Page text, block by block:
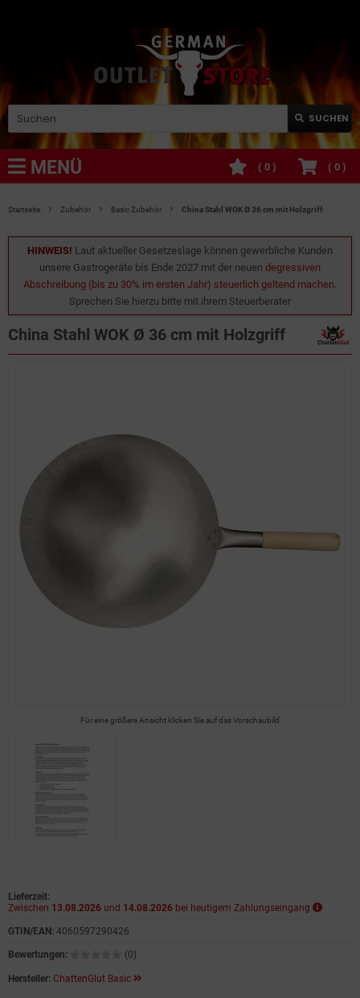
SUCHEN
MENÜ ( 0 )
( 0 )
Startseite Zubehör Basic Zubehör China Stahl WOK Ø 36 cm mit Holzgriff
HINWEIS! Laut aktueller Gesetzeslage können gewerbliche Kunden
unsere Gastrogeräte bis Ende 2027 mit der neuen degressiven
Abschreibung (bis zu 30% im ersten Jahr) steuerlich geltend machen.
Sprechen Sie hierzu bitte mit ihrem Steuerberater
China Stahl WOK Ø 36 cm mit Holzgriff
Für eine größere Ansicht klicken Sie auf das Vorschaubild
Lieferzeit:
Zwischen 13.08.2026 und 14.08.2026 bei heutigem Zahlungseingang
GTIN/EAN: 4060597290426
Bewertungen: (0)
Hersteller: ChattenGlut Basic